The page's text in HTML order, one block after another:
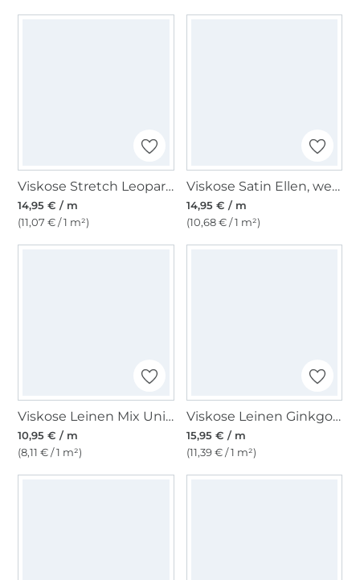
Viskose Stretch Leopard, braun
14,95 € / m
(11,07 € / 1 m²)
Viskose Satin Ellen, weiß
14,95 € / m
(10,68 € / 1 m²)
Viskose Leinen Mix Uni, beere
10,95 € / m
(8,11 € / 1 m²)
Viskose Leinen Ginkgo, grün
15,95 € / m
(11,39 € / 1 m²)